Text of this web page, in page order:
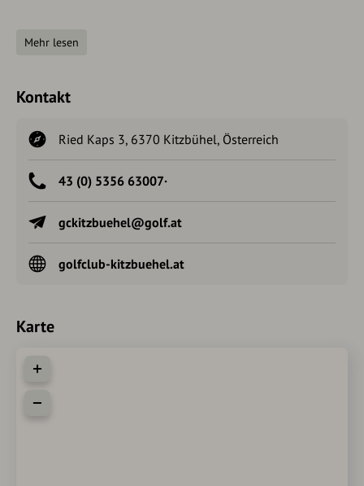
bietet auf 30 ha eine ungestörte Parklandschaft etwas
alten Baumbestand und ein herrschaftliches
1. Tee und 9. Grün befinden sich unmittelbar an der
Seeterrasse des "Steakhouse KAPS", die einen
atemberaubenden Blick auf Loch 8 und 9 sowie auf eine
märchenhafte Bergkulisse bietet.
Mehr lesen
Kontakt
Ried Kaps 3, 6370 Kitzbühel, Österreich
43 (0) 5356 63007·
gckitzbuehel@golf.at
golfclub-kitzbuehel.at
Karte